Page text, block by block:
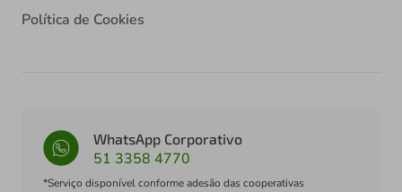
Política de Cookies
WhatsApp Corporativo
51 3358 4770
*Serviço disponível conforme adesão das cooperativas